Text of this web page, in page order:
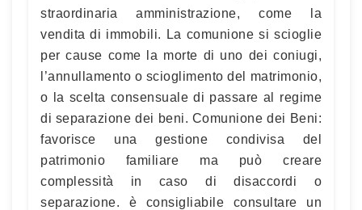
straordinaria amministrazione, come la
vendita di immobili. La comunione si scioglie
per cause come la morte di uno dei coniugi,
l’annullamento o scioglimento del matrimonio,
o la scelta consensuale di passare al regime
di separazione dei beni. Comunione dei Beni:
favorisce una gestione condivisa del
patrimonio familiare ma può creare
complessità in caso di disaccordi o
separazione. è consigliabile consultare un